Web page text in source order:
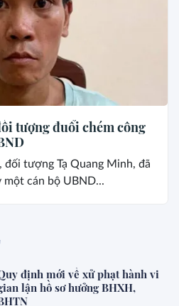
tượng đuổi chém công
đối tượng Tạ Quang Minh, đã
một cán bộ UBND...
định mới về xử phạt hành vi
lận hồ sơ hưởng BHXH,